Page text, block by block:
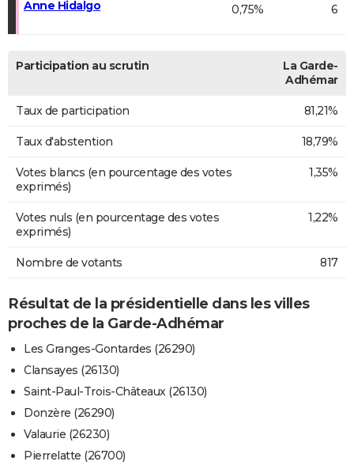
Anne Hidalgo 0,75% 6
Participation au scrutin
La Garde-
Adhémar
Taux de participation 81,21%
Taux d'abstention 18,79%
Votes blancs (en pourcentage des votes
exprimés)
1,35%
Votes nuls (en pourcentage des votes
exprimés)
1,22%
Nombre de votants 817
Résultat de la présidentielle dans les villes
proches de la Garde-Adhémar
Les Granges-Gontardes (26290)
Clansayes (26130)
Saint-Paul-Trois-Châteaux (26130)
Donzère (26290)
Valaurie (26230)
Pierrelatte (26700)